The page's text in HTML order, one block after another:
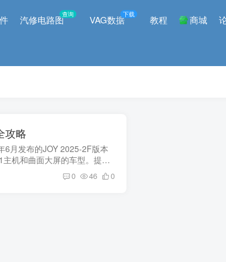
汽修电路图查询 VAG数据下载 教程 商城
攻略
6月发布的JOY 2025-2F版本
机和曲面大屏的车型。提供
级的完整步骤指南，并包含
0 46 0